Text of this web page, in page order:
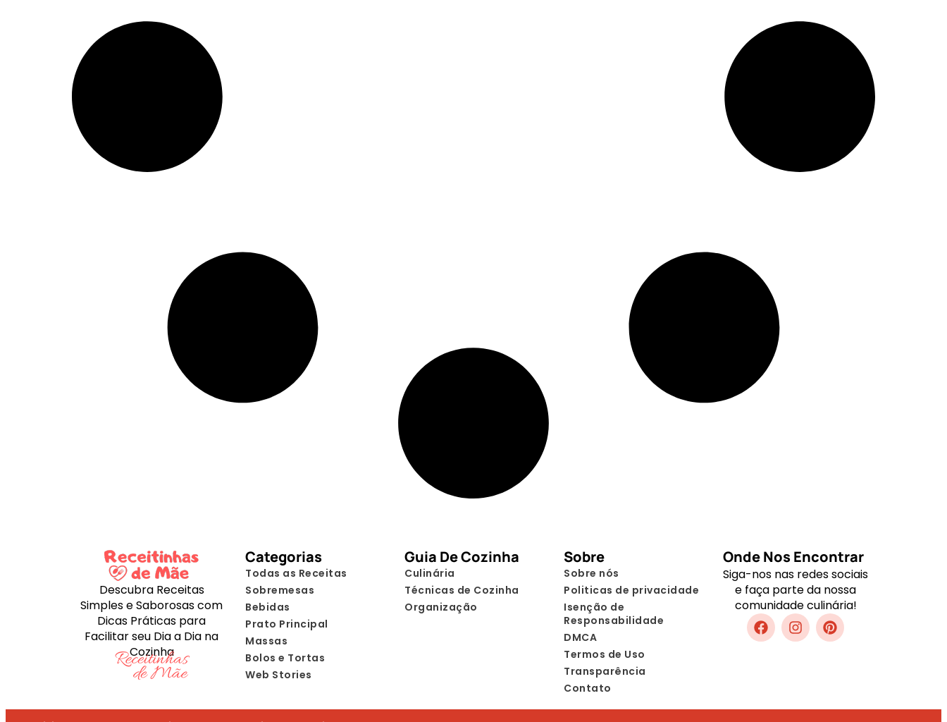
Descubra Receitas
Simples e Saborosas com
Dicas Práticas para
Facilitar seu Dia a Dia na
Cozinha
Categorias
Todas as Receitas
Sobremesas
Bebidas
Prato Principal
Massas
Bolos e Tortas
Web Stories
Guia De Cozinha
Culinária
Técnicas de Cozinha
Organização
Sobre
Sobre nós
Politicas de privacidade
Isenção de
Responsabilidade
DMCA
Termos de Uso
Transparência
Contato
Onde Nos Encontrar
Siga-nos nas redes sociais
e faça parte da nossa
comunidade culinária!